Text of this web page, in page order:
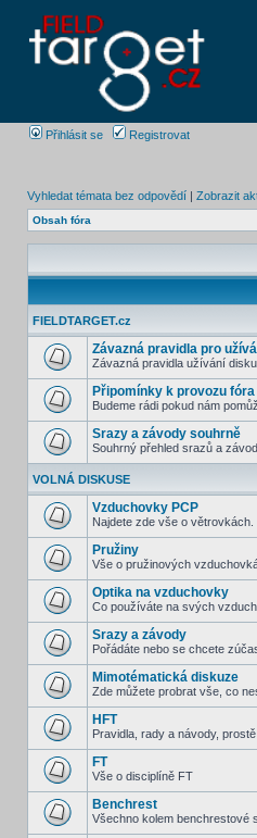
Přihlásit se Registrovat
Vyhledat témata bez odpovědí | Zobrazit
Obsah fóra
FIELDTARGET.cz
Závazná pravidla pro
Závazná pravidla užívání
Připomínky k provozu fóra
Budeme rádi pokud nám
Srazy a závody souhrně
Souhrný přehled srazů a
VOLNÁ DISKUSE
Vzduchovky PCP
Najdete zde vše o větrovkách.
Pružiny
Vše o pružinových
Optika na vzduchovky
Co používáte na svých
Srazy a závody
Pořádáte nebo se chcete
Mimotématická diskuze
Zde můžete probrat vše, co
HFT
Pravidla, rady a návody,
FT
Vše o disciplíně FT
Benchrest
Všechno kolem benchrestové